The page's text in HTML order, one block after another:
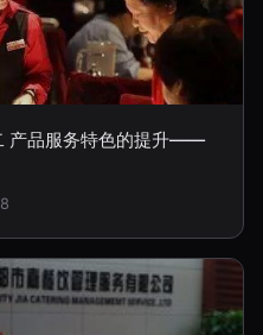
产品服务特色的提升——